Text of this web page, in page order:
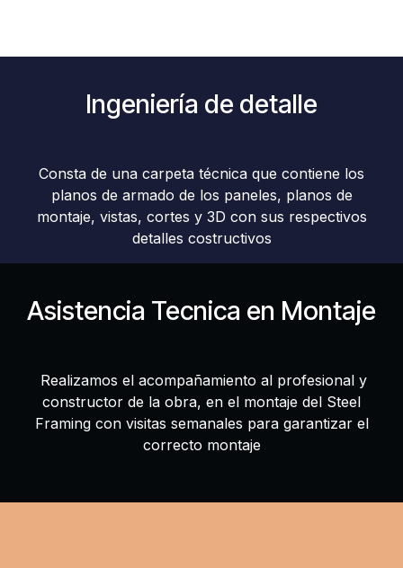
Ingeniería de detalle
Consta de una carpeta técnica que contiene los
planos de armado de los paneles, planos de
montaje, vistas, cortes y 3D con sus respectivos
detalles costructivos
Asistencia Tecnica en Montaje
Realizamos el acompañamiento al profesional y
constructor de la obra, en el montaje del Steel
Framing con visitas semanales para garantizar el
correcto montaje